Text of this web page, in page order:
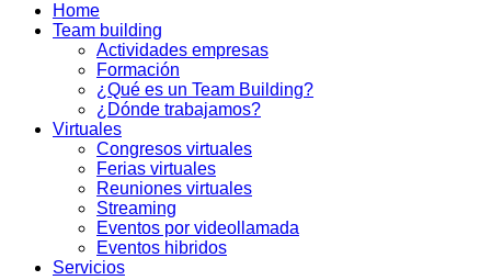
Home
Team building
Actividades empresas
Formación
¿Qué es un Team Building?
¿Dónde trabajamos?
Virtuales
Congresos virtuales
Ferias virtuales
Reuniones virtuales
Streaming
Eventos por videollamada
Eventos hibridos
Servicios